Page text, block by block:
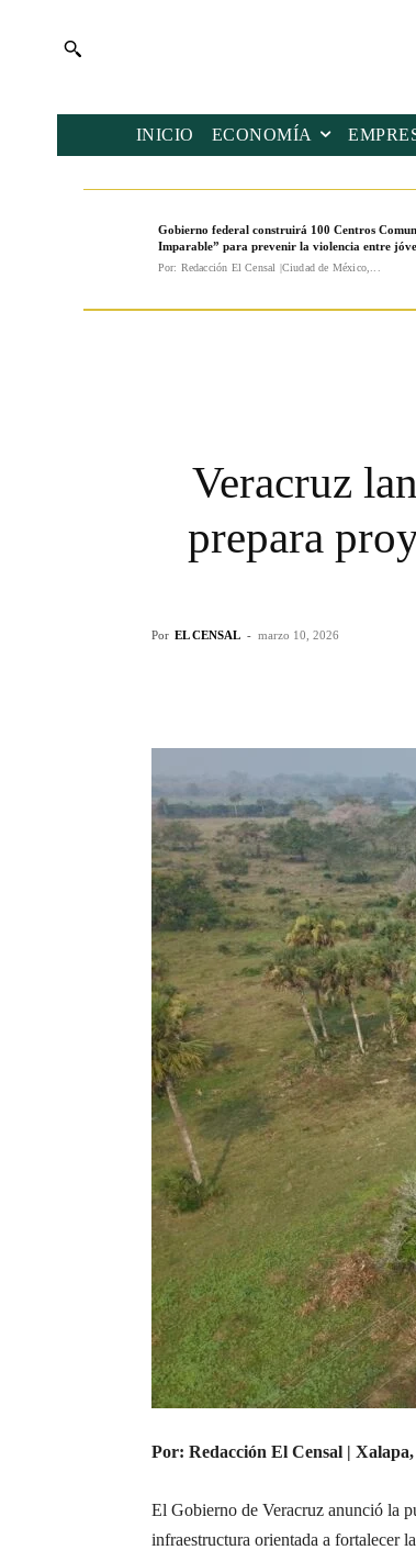
INICIO ECONOMÍA
Gobierno federal construirá 100 Centros
Imparable” para prevenir la violencia entre
Por: Redacción El Censal |Ciudad de México,...
Veracruz
prepara
Por EL CENSAL - marzo 10, 2026
Por: Redacción El Censal |
El Gobierno de Veracruz anunció la
infraestructura orientada a fortalecer